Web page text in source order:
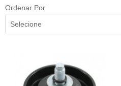
Ordenar Por
Selecione